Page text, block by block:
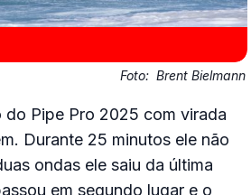
Foto: Brent Bielmann
Pipe Pro 2025 com virada
Durante 25 minutos ele não
ondas ele saiu da última
em segundo lugar e o